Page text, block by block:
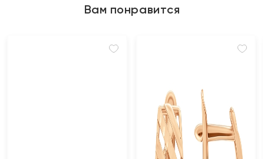
Вам понравится